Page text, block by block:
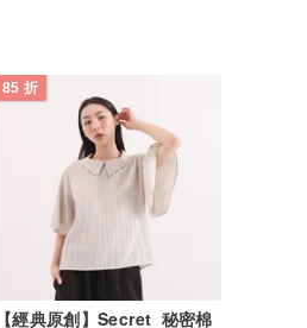
85 折
【經典原創】Secret_秘密棉